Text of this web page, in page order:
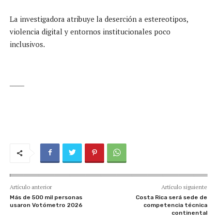
La investigadora atribuye la deserción a estereotipos,
violencia digital y entornos institucionales poco
inclusivos.
Artículo anterior
Más de 500 mil personas
usaron Votómetro 2026
Artículo siguiente
Costa Rica será sede de
competencia técnica
continental